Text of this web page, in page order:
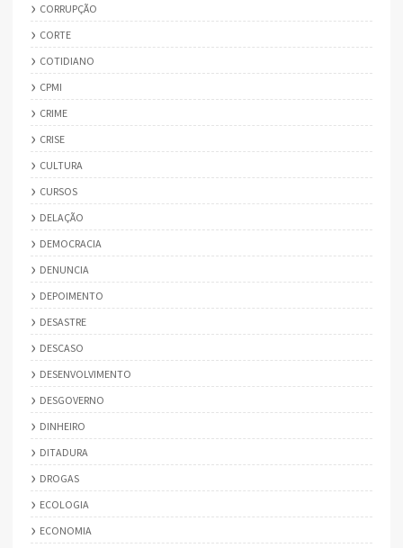
CORRUPÇÃO
CORTE
COTIDIANO
CPMI
CRIME
CRISE
CULTURA
CURSOS
DELAÇÃO
DEMOCRACIA
DENUNCIA
DEPOIMENTO
DESASTRE
DESCASO
DESENVOLVIMENTO
DESGOVERNO
DINHEIRO
DITADURA
DROGAS
ECOLOGIA
ECONOMIA